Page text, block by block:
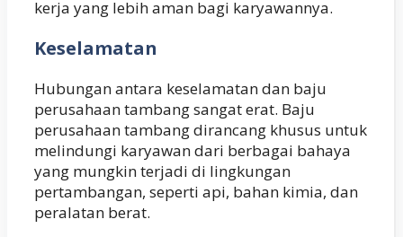
kerja yang lebih aman bagi karyawannya.
Keselamatan
Hubungan antara keselamatan dan baju
perusahaan tambang sangat erat. Baju
perusahaan tambang dirancang khusus untuk
melindungi karyawan dari berbagai bahaya
yang mungkin terjadi di lingkungan
pertambangan, seperti api, bahan kimia, dan
peralatan berat.